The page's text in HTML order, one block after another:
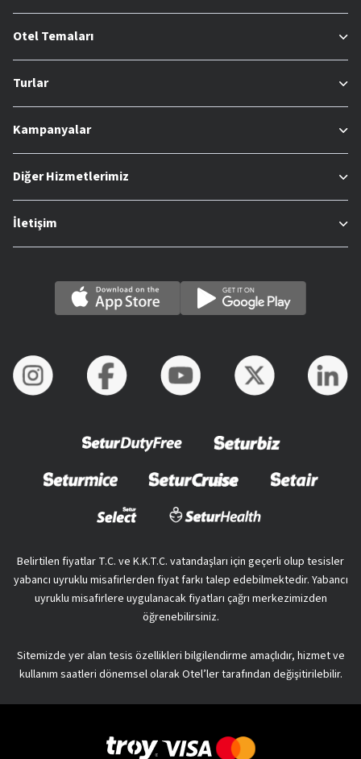
Otel Temaları
Turlar
Kampanyalar
Diğer Hizmetlerimiz
İletişim
Belirtilen fiyatlar T.C. ve K.K.T.C. vatandaşları için geçerli olup tesisler
yabancı uyruklu misafirlerden fiyat farkı talep edebilmektedir. Yabancı
uyruklu misafirlere uygulanacak fiyatları çağrı merkezimizden
öğrenebilirsiniz.
Sitemizde yer alan tesis özellikleri bilgilendirme amaçlıdır, hizmet ve
kullanım saatleri dönemsel olarak Otel’ler tarafından değişitirilebilir.